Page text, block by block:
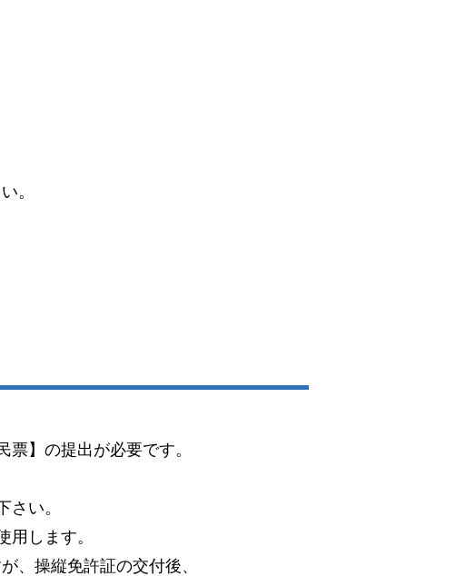
。
】の提出が必要です。
い。
します。
、操縦免許証の交付後、